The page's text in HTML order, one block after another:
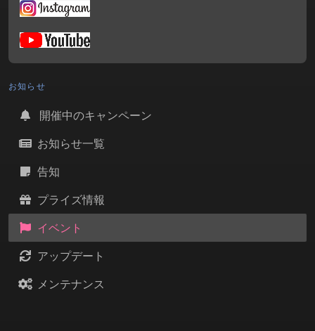
お知らせ
開催中のキャンペーン
お知らせ一覧
告知
プライズ情報
イベント
アップデート
メンテナンス